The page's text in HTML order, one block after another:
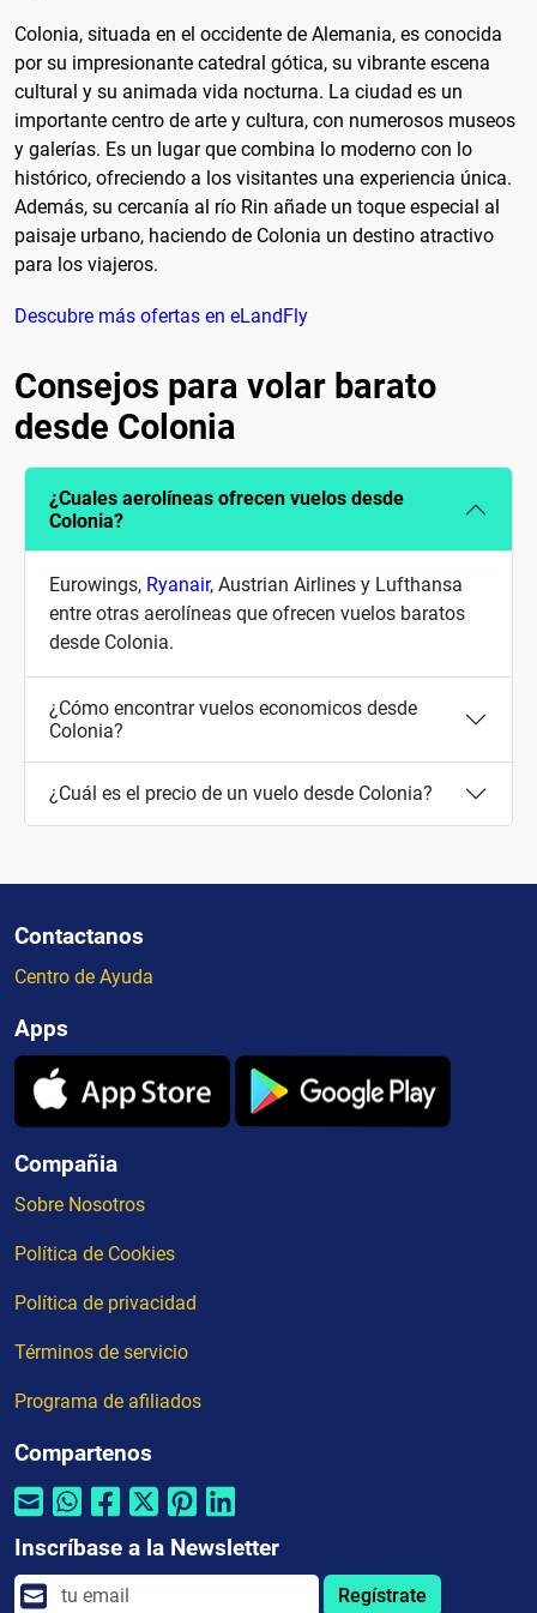
Colonia, situada en el occidente de Alemania, es conocida
por su impresionante catedral gótica, su vibrante escena
cultural y su animada vida nocturna. La ciudad es un
importante centro de arte y cultura, con numerosos museos
y galerías. Es un lugar que combina lo moderno con lo
histórico, ofreciendo a los visitantes una experiencia única.
Además, su cercanía al río Rin añade un toque especial al
paisaje urbano, haciendo de Colonia un destino atractivo
para los viajeros.
Descubre más ofertas en eLandFly
Consejos para volar barato
desde Colonia
¿Cuales aerolíneas ofrecen vuelos desde
Colonia?
Eurowings, Ryanair, Austrian Airlines y Lufthansa
entre otras aerolíneas que ofrecen vuelos baratos
desde Colonia.
¿Cómo encontrar vuelos economicos desde
Colonia?
¿Cuál es el precio de un vuelo desde Colonia?
Contactanos
Centro de Ayuda
Apps
Compañia
Sobre Nosotros
Política de Cookies
Política de privacidad
Términos de servicio
Programa de afiliados
Compartenos
Inscríbase a la Newsletter
Regístrate